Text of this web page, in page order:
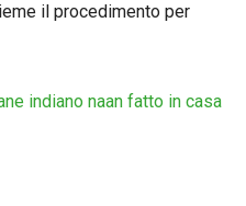
il procedimento per
indiano naan fatto in casa